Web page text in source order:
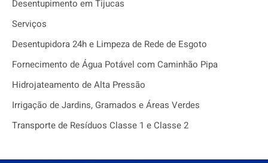
Desentupimento em Tijucas
Serviços
Desentupidora 24h e Limpeza de Rede de Esgoto
Fornecimento de Água Potável com Caminhão Pipa
Hidrojateamento de Alta Pressão
Irrigação de Jardins, Gramados e Áreas Verdes
Transporte de Resíduos Classe 1 e Classe 2